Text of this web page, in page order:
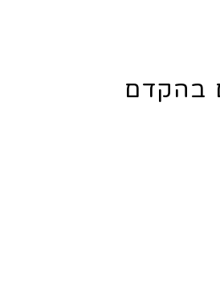
בהקדם